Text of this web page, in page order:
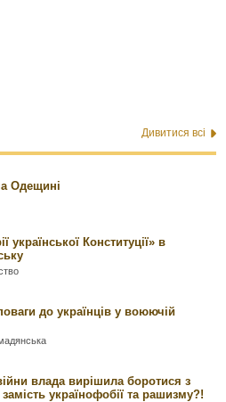
Дивитися всі
Одещині
української Конституції» в
до українців у воюючій
влада вирішила боротися з
українофобії та рашизму?!